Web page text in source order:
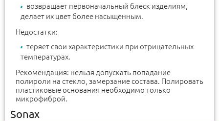
возвращает первоначальный блеск изделиям,
делает их цвет более насыщенным.
Недостатки:
теряет свои характеристики при отрицательных
температурах.
Рекомендация: нельзя допускать попадание
полироли на стекло, замерзание состава. Полировать
пластиковые основания необходимо только
микрофиброй.
Sonax